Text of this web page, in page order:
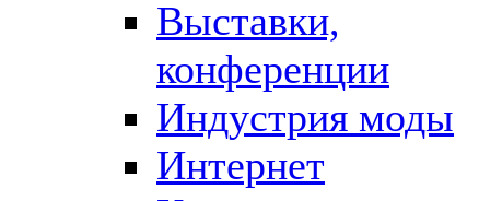
Выставки,
конференции
Индустрия моды
Интернет